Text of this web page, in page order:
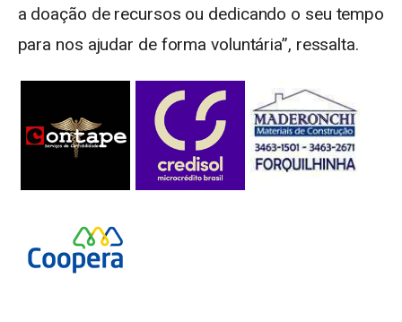
a doação de recursos ou dedicando o seu tempo
para nos ajudar de forma voluntária”, ressalta.